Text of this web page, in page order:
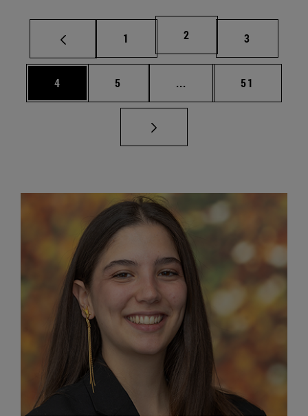
Página
1 Página
2 Página
3
Página
4 Página
5 ... Páginas intermedias
Página
51